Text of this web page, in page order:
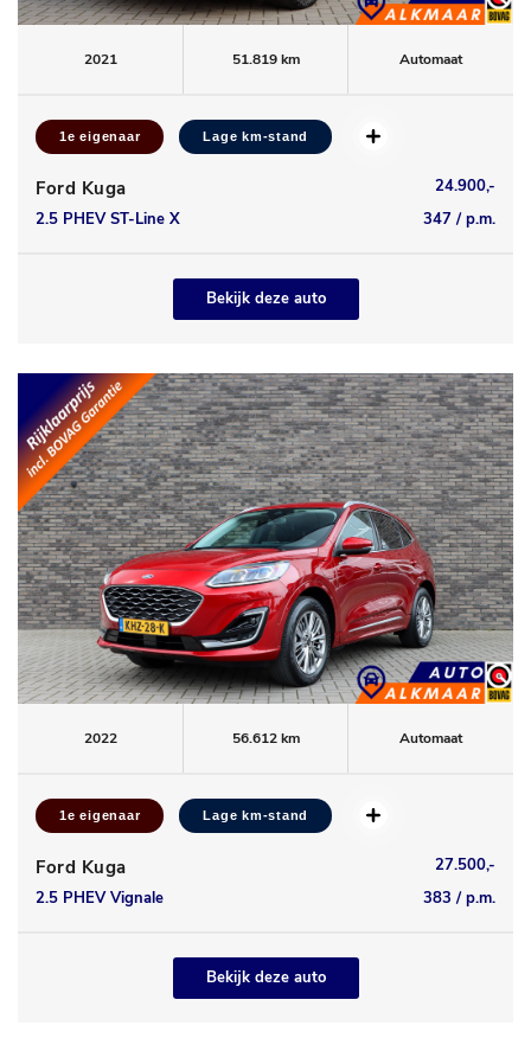
2021 51.819 km Automaat
1e eigenaar Lage km-stand
Ford Kuga
24.900,-
2.5 PHEV ST-Line X
347 / p.m.
Bekijk deze auto
2022 56.612 km Automaat
1e eigenaar Lage km-stand
Ford Kuga
27.500,-
2.5 PHEV Vignale
383 / p.m.
Bekijk deze auto